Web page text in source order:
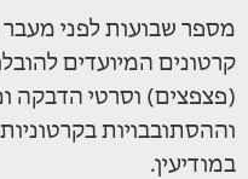
מספר שבועות לפני
קרטונים המיועדים
(פצפצים) וסרטי הדבקה
וההסתובבויות
במודיעין.